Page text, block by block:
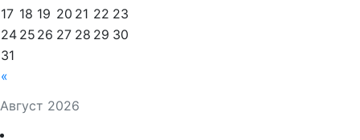
Август 2026
«
17 18 19 20 21 22 23
24 25 26 27 28 29 30
31